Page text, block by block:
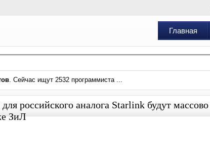
Главная
. Сейчас ищут 2532 программиста ...
российского аналога Starlink будут
ЗиЛ